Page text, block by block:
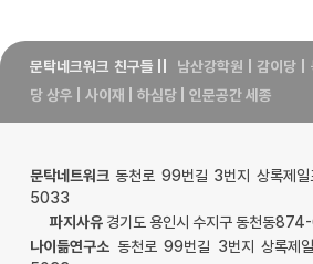
문탁네크워크 친구들 남산강학원 감이당
당 상우
사이재 하심당| 인문공간 세종
문탁네트워크동천로 99번길 3번지 상록제
5033
파지사유경기도 용인시 수지구 동천동
나이듦연구소동천로 99번길 3번지 상록제